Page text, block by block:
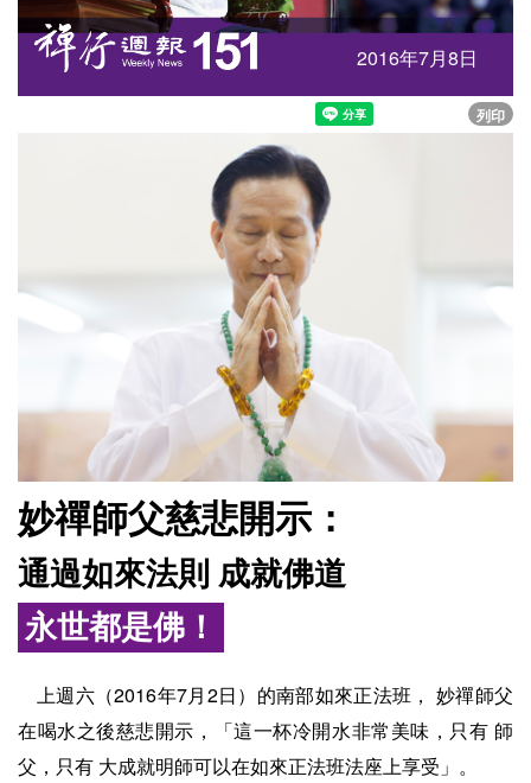
2016年7月8日
列印
妙禪師父慈悲開示：
通過如來法則 成就佛道
永世都是佛！
上週六（2016年7月2日）的南部如來正法班， 妙禪師父
在喝水之後慈悲開示，「這一杯冷開水非常美味，只有 師
父，只有 大成就明師可以在如來正法班法座上享受」。